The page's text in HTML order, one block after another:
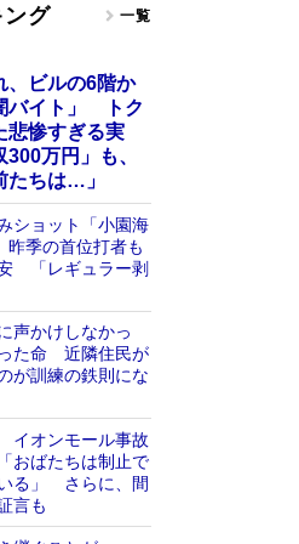
ング 一覧
、ビルの6階か
バイト」 トク
悲惨すぎる実
万円」も、
たちは…」
ショット「小園海
季の首位打者も
「レギュラー剥
声かけしなかっ
た命 近隣住民が
が訓練の鉄則にな
イオンモール事故
おばたちは制止で
る」 さらに、間
言も